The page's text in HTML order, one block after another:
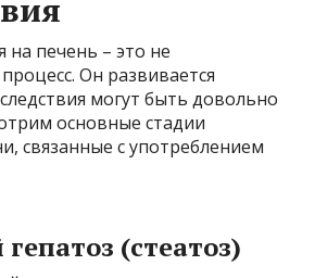
на печень – это не
Он развивается
могут быть довольно
основные стадии
связанные с употреблением
(стеатоз)